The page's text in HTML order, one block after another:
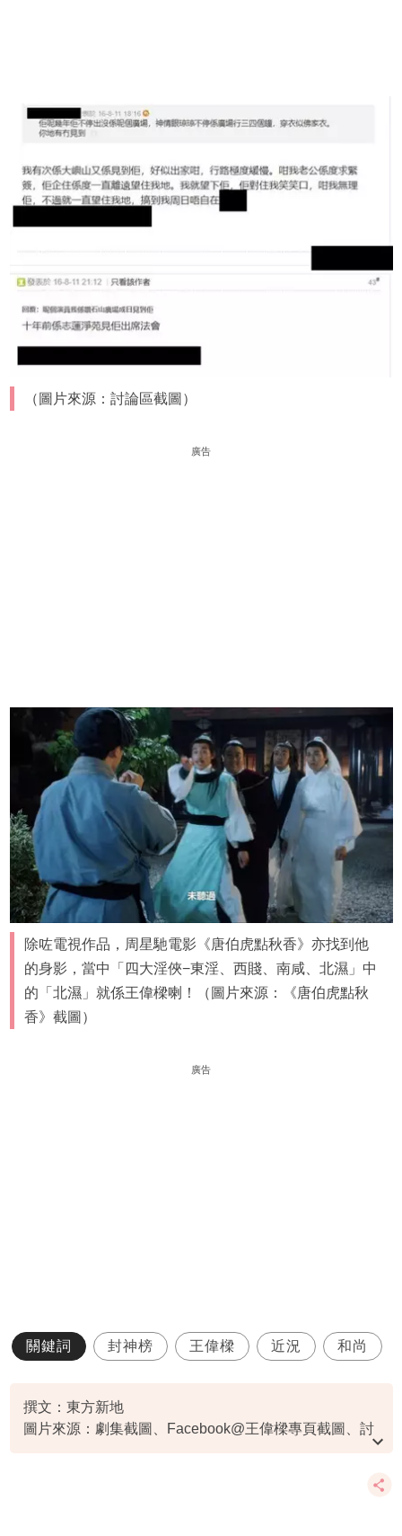
（圖片來源：討論區截圖）
廣告
除咗電視作品，周星馳電影《唐伯虎點秋香》亦找到他
的身影，當中「四大淫俠−東淫、西賤、南咸、北濕」中
的「北濕」就係王偉樑喇！（圖片來源：《唐伯虎點秋
香》截圖）
廣告
關鍵詞 封神榜 王偉樑 近況 和尚
撰文：東方新地
圖片來源：劇集截圖、Facebook@王偉樑專頁截圖、討